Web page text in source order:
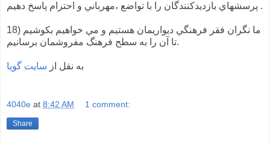
پرسشهاي بازديدكنندگان را با تواضع ،مهرباني و احترام پاسخ دهيم .
18) ما نگران فقر فرهنگي ديواريمان هستيم و مي خواهيم بكوشيم
تا آن را به سطح فرهنگ مفروشمان برسانيم.
به نقل از سايت گویا
4040e at 8:42 AM 1 comment:
Share